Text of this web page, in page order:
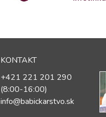
KONTAKT
+421 221 201 290
(8:00-16:00)
info@babickarstvo.sk